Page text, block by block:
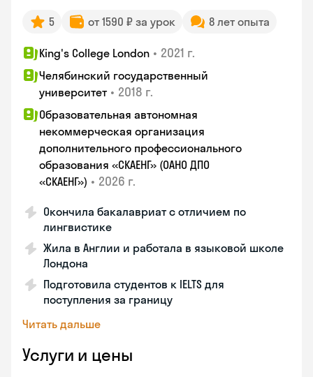
5 от 1590 ₽ за урок 8 лет опыта
King's College London • 2021 г.
Челябинский государственный
университет • 2018 г.
Образовательная автономная
некоммерческая организация
дополнительного профессионального
образования «СКАЕНГ» (ОАНО ДПО
«СКАЕНГ») • 2026 г.
Окончила бакалавриат с отличием по
лингвистике
Жила в Англии и работала в языковой школе
Лондона
Подготовила студентов к IELTS для
поступления за границу
Читать дальше
Услуги и цены